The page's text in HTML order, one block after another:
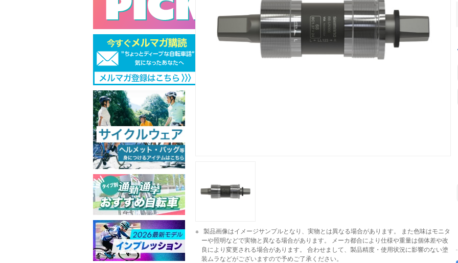
製品画像はイメージサンプルとなり、実物とは異なる場合があります。 また色味はモニタ
ーや照明などで実物と異なる場合があります。 メーカ都合により仕様や重量は個体差や改
良により変更される場合があります。 合わせまして、製品精度・使用状況に影響のない塗
装ムラなどがございますので予めご了承ください。